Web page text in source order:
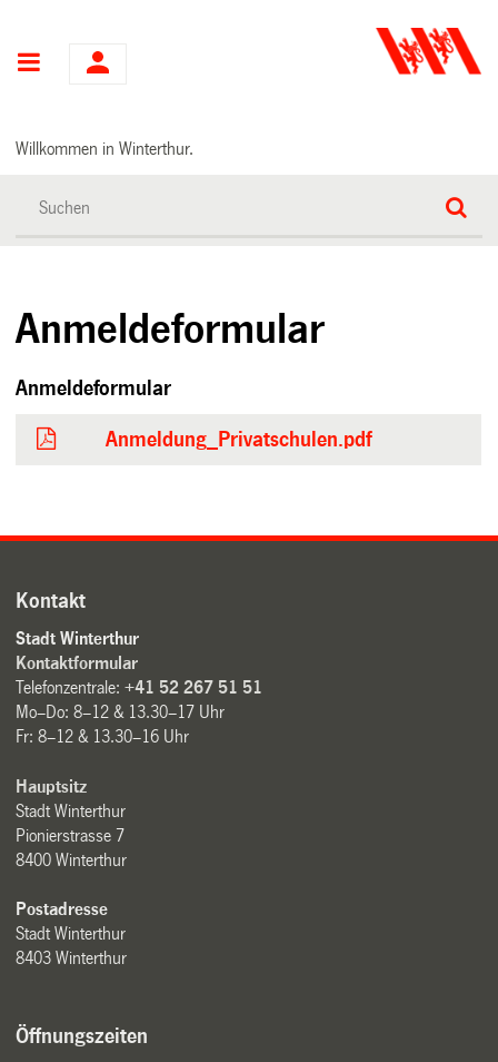
Hauptnavigation
Willkommen in Winterthur.
Anmeldeformular
Anmeldeformular
Anmeldung_Privatschulen.pdf
Kontakt
Stadt Winterthur
Kontaktformular
Telefonzentrale:+41 52 267 51 51
Mo–Do: 8–12 & 13.30–17 Uhr
Fr: 8–12 & 13.30–16 Uhr
Hauptsitz
Stadt Winterthur
Pionierstrasse 7
8400 Winterthur
Postadresse
Stadt Winterthur
8403 Winterthur
Öffnungszeiten